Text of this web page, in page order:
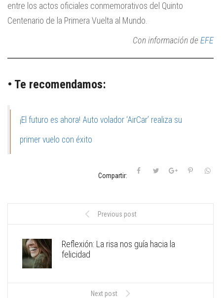
entre los actos oficiales conmemorativos del Quinto
Centenario de la Primera Vuelta al Mundo.
Con información deEFE
• Te recomendamos:
¡El futuro es ahora! Auto volador ‘AirCar’ realiza su
primer vuelo con éxito
Compartir:
Previous post
Reflexión: La risa nos guía hacia la
felicidad
Next post